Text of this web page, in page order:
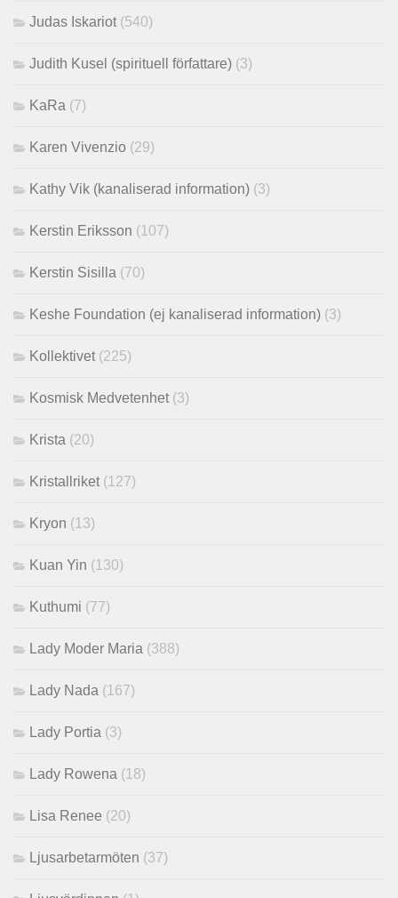
Judas Iskariot (540)
Judith Kusel (spirituell författare) (3)
KaRa (7)
Karen Vivenzio (29)
Kathy Vik (kanaliserad information) (3)
Kerstin Eriksson (107)
Kerstin Sisilla (70)
Keshe Foundation (ej kanaliserad information) (3)
Kollektivet (225)
Kosmisk Medvetenhet (3)
Krista (20)
Kristallriket (127)
Kryon (13)
Kuan Yin (130)
Kuthumi (77)
Lady Moder Maria (388)
Lady Nada (167)
Lady Portia (3)
Lady Rowena (18)
Lisa Renee (20)
Ljusarbetarmöten (37)